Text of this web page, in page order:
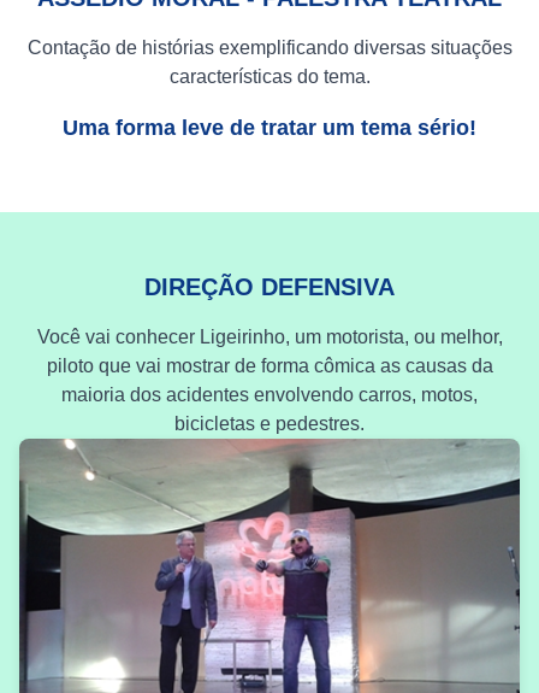
Contação de histórias exemplificando diversas situações
características do tema.
Uma forma leve de tratar um tema sério!
DIREÇÃO DEFENSIVA
Você vai conhecer Ligeirinho, um motorista, ou melhor,
piloto que vai mostrar de forma cômica as causas da
maioria dos acidentes envolvendo carros, motos,
bicicletas e pedestres.